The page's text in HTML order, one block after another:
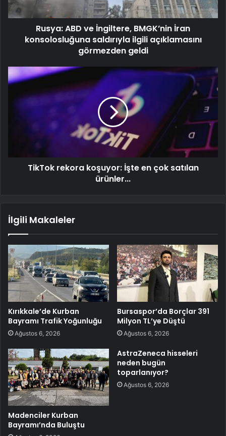
Rusya: ABD ve İngiltere, BMGK’nin İran
konsolosluğuna saldırıyla ilgili açıklamasını
görmezden geldi
TikTok rekora koşuyor: İşte en çok satılan
ürünler...
İlgili Makaleler
Kırıkkale’de Kurban
Bayramı Trafik Yoğunluğu
Ağustos 6, 2026
Bursaspor’da Borçlar 391
Milyon TL’ye Düştü
Ağustos 6, 2026
Madenciler Kurban
Bayramı’nda Buluştu
AstraZeneca hisseleri
neden bugün
toparlanıyor?
Ağustos 6, 2026